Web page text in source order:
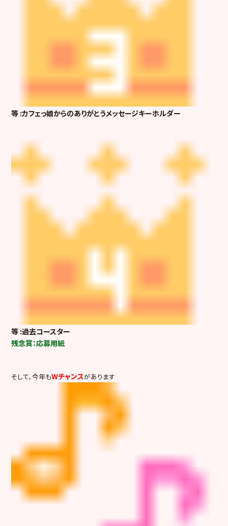
等 :カフェっ娘からのありがとうメッセージキーホルダー
等 :過去コースター
残念賞：応募用紙
そして、今年もWチャンスがあります